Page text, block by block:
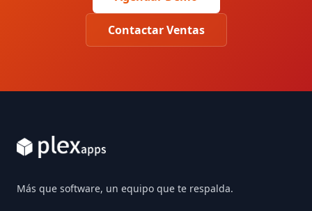
Contactar Ventas
Más que software, un equipo que te respalda.